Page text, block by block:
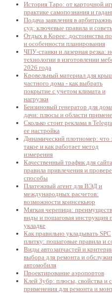
История Таро: от карточной
практике самопознания и
Подача заявления в
суд: ключевые правила и
Отдых в Корее: достоинства
и особенности планирования
ЧПУ-станки и лазерная резка:
технологии в изготовлении
2026 года
Кровельный материал для
частного дома - как выбрать
покрытие с учетом климата и
нагрузки
Бензиновый генератор для
дачи: плюсы и области
Сколько стоит реклама в
ее настройка
Динамический плотномер: что
такое и как работает метод
измерения
Качественный трафик для
правила привлечения и
способы
Платежный агент для ВЭД и
международных расчетов:
возможности коинсекьюр
Мягкая черепица:
виды и пошаговая инструкция
укладке
Как правильно укладывать SPC
плитку: пошаговые правила и
Виды автозапчастей и
выбора для ремонта и
автомобиля
Проектирование аэропортов
Клей Зубр: плюсы, свойства и
применения для ремонта и